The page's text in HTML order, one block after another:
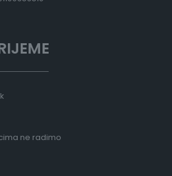
ne radimo